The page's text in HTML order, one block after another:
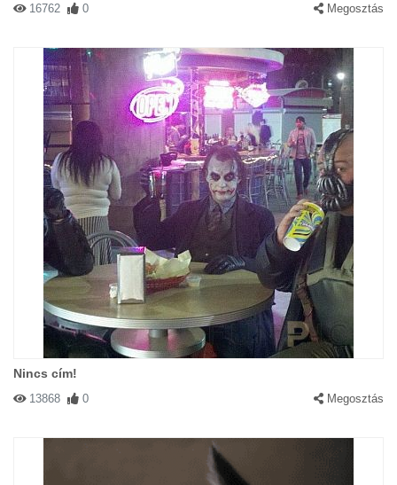
16762 0 Megosztás
Nincs cím!
13868 0 Megosztás